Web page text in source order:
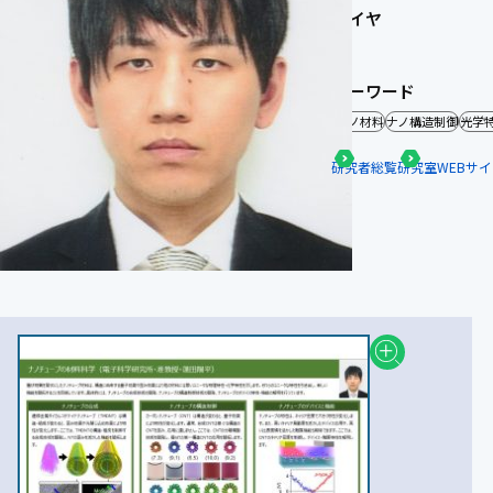
研究レイヤ
研究キーワード
半導体ナノ材料ナノ構造制御光学
研究者総覧研究室WEBサイ